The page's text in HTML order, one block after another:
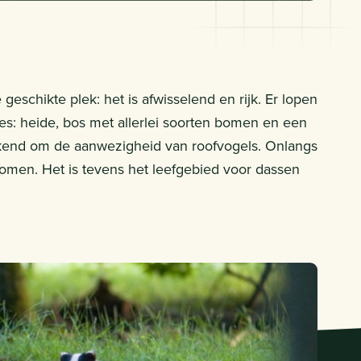
plek: het is afwisselend en rijk. Er lopen
heide, bos met allerlei soorten bomen en een
om de aanwezigheid van roofvogels. Onlangs
Het is tevens het leefgebied voor dassen